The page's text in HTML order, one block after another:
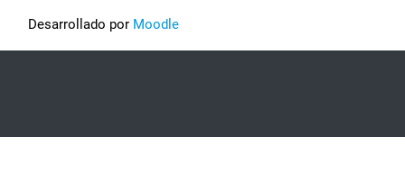
Desarrollado por Moodle